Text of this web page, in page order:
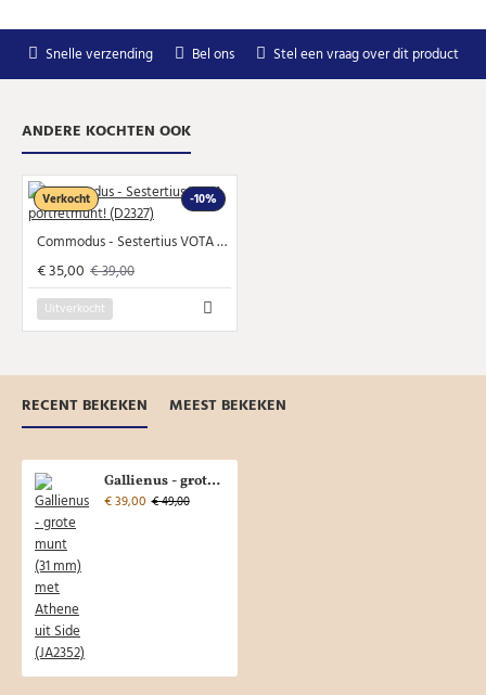
Snelle verzending Bel ons Stel een vraag over dit product
ANDERE KOCHTEN OOK
-10%
Verkocht
Commodus - Sestertius VOTA portretmunt! (D2327)
€ 35,00 € 39,00
Uitverkocht
RECENT BEKEKEN MEEST BEKEKEN
Gallienus - grote munt (31 mm) met Athene uit Side (JA2352)
€ 39,00 € 49,00